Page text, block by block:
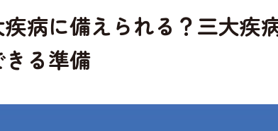
病に備えられる？三大疾
る準備